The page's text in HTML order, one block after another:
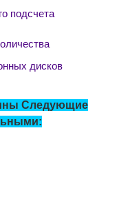
подсчета
дисков
Следующие